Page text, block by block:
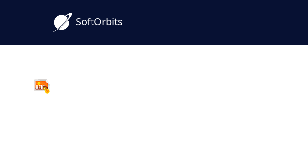
SoftOrbits